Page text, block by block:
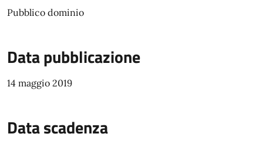
Pubblico dominio
Data pubblicazione
14 maggio 2019
Data scadenza